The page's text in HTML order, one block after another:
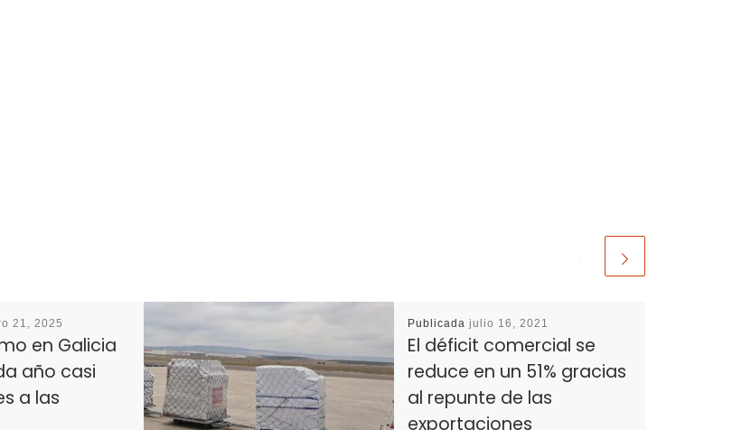
21, 2025
en Galicia
año casi
a las
Publicada julio 16, 2021
El déficit comercial se
reduce en un 51% gracias
al repunte de las
exportaciones